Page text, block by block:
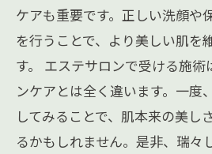
ケアも重要です。正しい洗顔や
を行うことで、より美しい肌を
す。 エステサロンで受ける施術
ンケアとは全く違います。一度
してみることで、肌本来の美し
るかもしれません。是非、瑞々